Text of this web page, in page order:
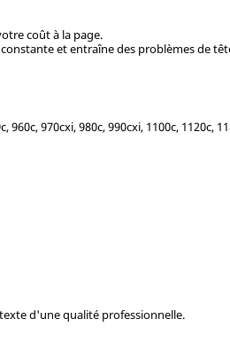
coût à la page.
et entraîne des problèmes de
970cxi, 980c, 990cxi, 1100c, 1120c,
d'une qualité professionnelle.